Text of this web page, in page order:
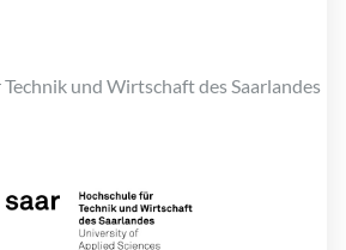
und Wirtschaft des Saarlandes